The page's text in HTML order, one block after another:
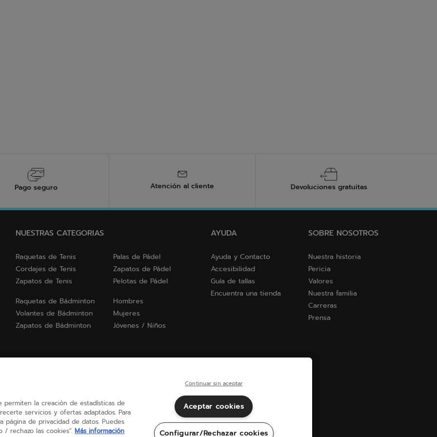
Pago seguro Atención al cliente Devoluciones gratuitas
NUESTRAS CATEGORIAS
Raquetas de Tenis
Cordajes de Tenis
Zapatos de Tenis
Palas de Pádel
Zapatos de Pádel
Pelotas de Pádel
Raquetas de Bádminton
Volantes de Bádminton
Zapatos de Bádminton
Hombres
Mujeres
Jóvenes / Niños
AYUDA
Ayuda y Contacto
Accesibilidad
Guía de tallas
Encuentra una tienda
SOBRE NOSOTROS
Nuestra historia
Pericia
Valores
Nuestra familia
Carreras
Prensa
España (español)
la creación de estadísticas de
servicios y ofertas adaptados. Para
página de privacidad de datos. Puedes
/ rechazo las cookies". Más información
Continuar sin aceptar
Aceptar cookies
Configurar/Rechazar cookies